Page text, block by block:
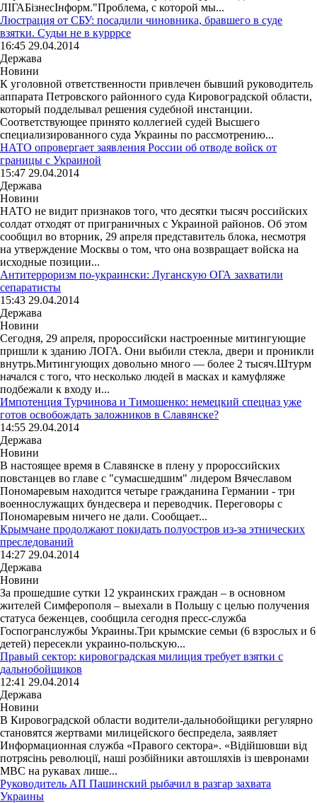
ЛІГАБізнесІнформ."Проблема, с которой мы...
Люстрация от СБУ: посадили чиновника, бравшего в суде
взятки. Судьи не в курррсе
16:45 29.04.2014
Держава
Новини
К уголовной ответственности привлечен бывший руководитель
аппарата Петровского районного суда Кировоградской области,
который подделывал решения судебной инстанции.
Соответствующее принято коллегией судей Высшего
специализированного суда Украины по рассмотрению...
НАТО опровергает заявления России об отводе войск от
границы с Украиной
15:47 29.04.2014
Держава
Новини
НАТО не видит признаков того, что десятки тысяч российских
солдат отходят от приграничных с Украиной районов. Об этом
сообщил во вторник, 29 апреля представитель блока, несмотря
на утверждение Москвы о том, что она возвращает войска на
исходные позиции...
Антитерроризм по-украински: Луганскую ОГА захватили
сепаратисты
15:43 29.04.2014
Держава
Новини
Сегодня, 29 апреля, пророссийски настроенные митингующие
пришли к зданию ЛОГА. Они выбили стекла, двери и проникли
внутрь.Митингующих довольно много — более 2 тысяч.Штурм
начался с того, что несколько людей в масках и камуфляже
подбежали к входу и...
Импотенция Турчинова и Тимошенко: немецкий спецназ уже
готов освобождать заложников в Славянске?
14:55 29.04.2014
Держава
Новини
В настоящее время в Славянске в плену у пророссийских
повстанцев во главе с "сумасшедшим" лидером Вячеславом
Пономаревым находится четыре гражданина Германии - три
военнослужащих бундесвера и переводчик. Переговоры с
Пономаревым ничего не дали. Сообщает...
Крымчане продолжают покидать полуостров из-за этнических
преследований
14:27 29.04.2014
Держава
Новини
За прошедшие сутки 12 украинских граждан – в основном
жителей Симферополя – выехали в Польшу с целью получения
статуса беженцев, сообщила сегодня пресс-служба
Госпогранслужбы Украины.Три крымские семьи (6 взрослых и 6
детей) пересекли украино-польскую...
Правый сектор: кировоградская милиция требует взятки с
дальнобойщиков
12:41 29.04.2014
Держава
Новини
В Кировоградской области водители-дальнобойщики регулярно
становятся жертвами милицейского беспредела, заявляет
Информационная служба «Правого сектора». «Відійшовши від
потрясінь революції, наші розбійники автошляхів із шевронами
МВС на рукавах лише...
Руководитель АП Пашинский рыбачил в разгар захвата
Украины